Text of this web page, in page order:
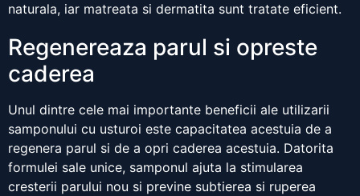
naturala, iar matreata si dermatita sunt tratate eficient.
Regenereaza parul si opreste
caderea
Unul dintre cele mai importante beneficii ale utilizarii
samponului cu usturoi este capacitatea acestuia de a
regenera parul si de a opri caderea acestuia. Datorita
formulei sale unice, samponul ajuta la stimularea
cresterii parului nou si previne subtierea si ruperea